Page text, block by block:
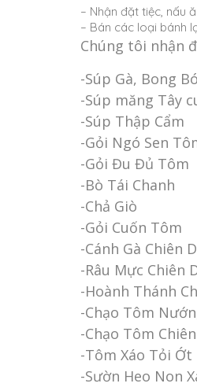
– Nhận đặt tiệc, nấu
– Bán các loại bánh
Chúng tôi nhận
-Súp Gà, Bong
-Súp măng Tây
-Súp Thập Cẩm
-Gỏi Ngó Sen
-Gỏi Đu Đủ Tôm
-Bò Tái Chanh
-Chả Giò
-Gỏi Cuốn Tôm
-Cánh Gà Chiên
-Râu Mực Chiên
-Hoành Thánh
-Chạo Tôm
-Chạo Tôm
-Tôm Xáo Tỏi Ớt
-Sườn Heo Non